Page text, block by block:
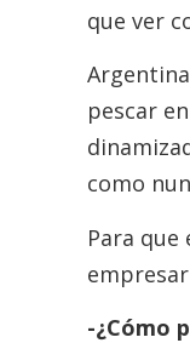
que ver
pescar
como
Para
-¿Cómo